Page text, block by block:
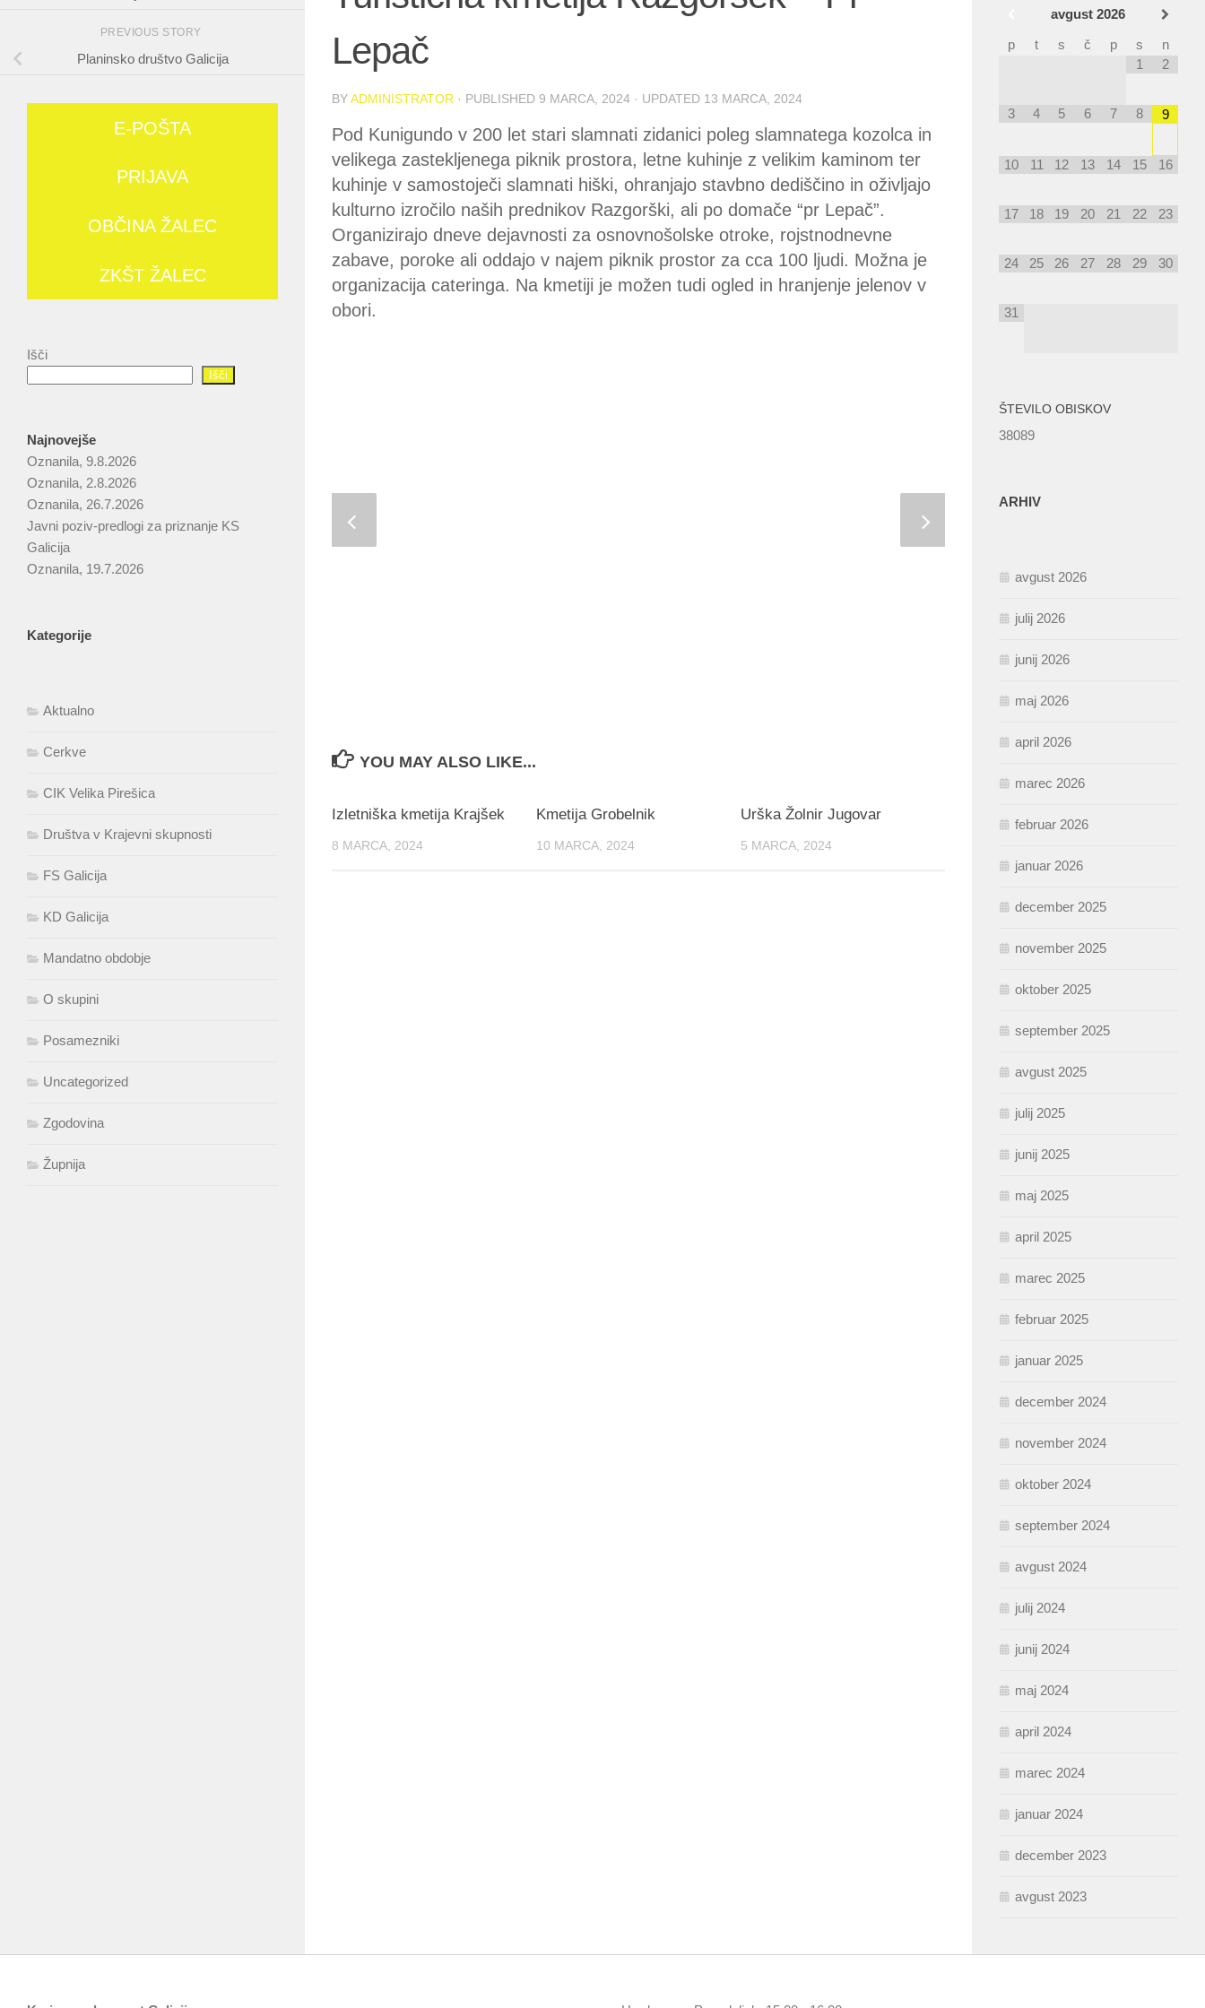
Lepač
BYADMINISTRATOR · PUBLISHED 9 MARCA, 2024 · UPDATED 13 MARCA, 2024
Pod Kunigundo v 200 let stari slamnati zidanici poleg slamnatega kozolca in
velikega zastekljenega piknik prostora, letne kuhinje z velikim kaminom ter
kuhinje v samostoječi slamnati hiški, ohranjajo stavbno dediščino in oživljajo
kulturno izročilo naših prednikov Razgorški, ali po domače “pr Lepač”.
Organizirajo dneve dejavnosti za osnovnošolske otroke, rojstnodnevne
zabave, poroke ali oddajo v najem piknik prostor za cca 100 ljudi. Možna je
organizacija cateringa. Na kmetiji je možen tudi ogled in hranjenje jelenov v
obori.
YOU MAY ALSO LIKE...
Izletniška kmetija Krajšek
8 MARCA, 2024
Kmetija Grobelnik
10 MARCA, 2024
Urška Žolnir Jugovar
5 MARCA, 2024
PREVIOUS STORY
Planinsko društvo Galicija
E-POŠTA
PRIJAVA
OBČINA ŽALEC
ZKŠT ŽALEC
Išči
Išči
Najnovejše
Oznanila, 9.8.2026
Oznanila, 2.8.2026
Oznanila, 26.7.2026
Javni poziv-predlogi za priznanje KS
Galicija
Oznanila, 19.7.2026
Kategorije
Aktualno
Cerkve
CIK Velika Pirešica
Društva v Krajevni skupnosti
FS Galicija
KD Galicija
Mandatno obdobje
O skupini
Posamezniki
Uncategorized
Zgodovina
Župnija
avgust 2026
p
t s č p s
n
1
2
3 4 5 6 7 8 9
10 11 12 13 14 15 16
17 18 19 20 21 22 23
24 25 26 27 28 29 30
31
ŠTEVILO OBISKOV
38089
ARHIV
avgust 2026
julij 2026
junij 2026
maj 2026
april 2026
marec 2026
februar 2026
januar 2026
december 2025
november 2025
oktober 2025
september 2025
avgust 2025
julij 2025
junij 2025
maj 2025
april 2025
marec 2025
februar 2025
januar 2025
december 2024
november 2024
oktober 2024
september 2024
avgust 2024
julij 2024
junij 2024
maj 2024
april 2024
marec 2024
januar 2024
december 2023
avgust 2023